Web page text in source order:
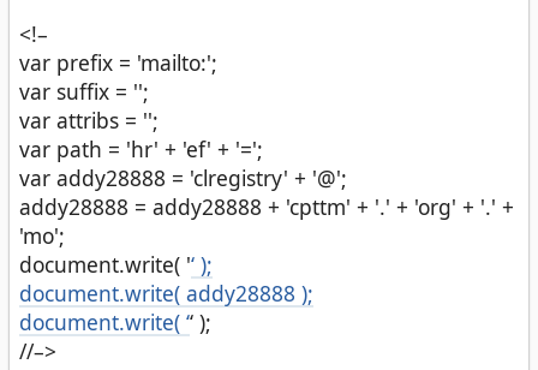
<!–
var prefix = 'mailto:';
var suffix = '';
var attribs = '';
var path = 'hr' + 'ef' + '=';
var addy28888 = 'clregistry' + '@';
addy28888 = addy28888 + 'cpttm' + '.' + 'org' + '.' +
'mo';
document.write( '‘ );
document.write( addy28888 );
document.write( ‘‘ );
//–>